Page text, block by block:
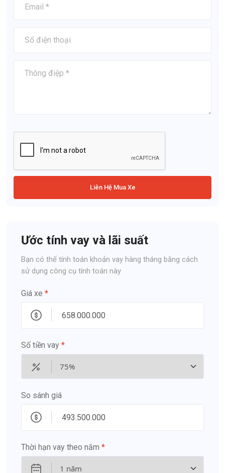
Liên Hệ Mua Xe
Ước tính vay và lãi suất
Bạn có thể tính toán khoản vay hàng tháng bằng cách
sử dụng công cụ tính toán này
Giá xe *
Số tiền vay *
So sánh giá
Thời hạn vay theo năm *